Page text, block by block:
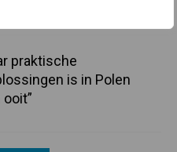
praktische
is in Polen